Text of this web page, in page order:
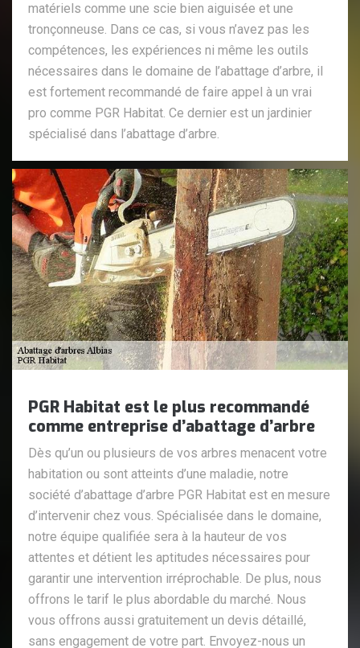
matériels comme une scie bien aiguisée et une
tronçonneuse. Dans ce cas, si vous n’avez pas les
compétences, les expériences ni même les outils
nécessaires dans le domaine de l’abattage d’arbre, il
est fortement recommandé de faire appel à un vrai
pro comme PGR Habitat. Ce dernier est un jardinier
spécialisé dans l’abattage d’arbre.
PGR Habitat est le plus recommandé
comme entreprise d’abattage d’arbre
Dès qu’un ou plusieurs de vos arbres menacent votre
habitation ou sont atteints d’une maladie, notre
société d’abattage d’arbre PGR Habitat est en mesure
d’intervenir chez vous. Spécialisée dans le domaine,
notre équipe qualifiée sera à la hauteur de vos
attentes et détient les aptitudes nécessaires pour
garantir une intervention irréprochable. De plus, nous
offrons le tarif le plus abordable du marché. Nous
vous offrons aussi gratuitement un devis détaillé,
sans engagement de votre part. Envoyez-nous un